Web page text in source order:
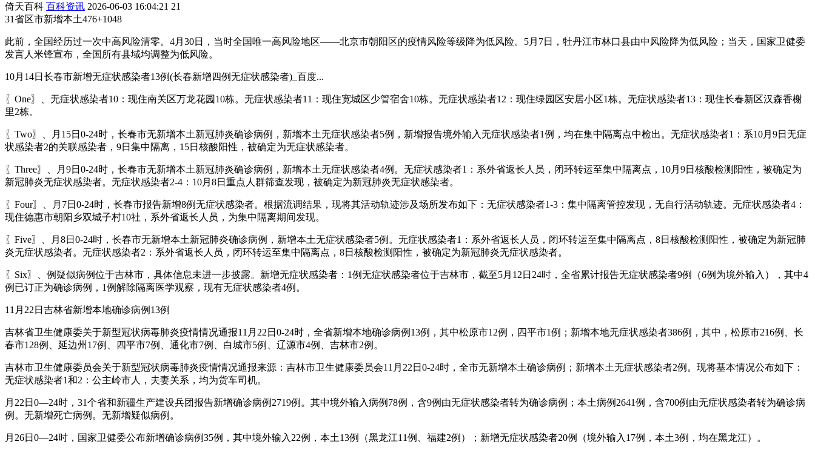
倚天百科 百科资讯 2026-06-03 16:04:21 21
31省区市新增本土476+1048
此前，全国经历过一次中高风险清零。4月30日，当时全国唯一高风险地区——北京市朝阳区的疫情风险等级降为低风险。5月7日，牡丹江市林口县由中风险降为低风险；当天，国家卫健委
发言人米锋宣布，全国所有县域均调整为低风险。
10月14日长春市新增无症状感染者13例(长春新增四例无症状感染者)_百度...
〖One〗、无症状感染者10：现住南关区万龙花园10栋。无症状感染者11：现住宽城区少管宿舍10栋。无症状感染者12：现住绿园区安居小区1栋。无症状感染者13：现住长春新区汉森香榭
里2栋。
〖Two〗、月15日0-24时，长春市无新增本土新冠肺炎确诊病例，新增本土无症状感染者5例，新增报告境外输入无症状感染者1例，均在集中隔离点中检出。无症状感染者1：系10月9日无症
状感染者2的关联感染者，9日集中隔离，15日核酸阳性，被确定为无症状感染者。
〖Three〗、月9日0-24时，长春市无新增本土新冠肺炎确诊病例，新增本土无症状感染者4例。无症状感染者1：系外省返长人员，闭环转运至集中隔离点，10月9日核酸检测阳性，被确定为
新冠肺炎无症状感染者。无症状感染者2-4：10月8日重点人群筛查发现，被确定为新冠肺炎无症状感染者。
〖Four〗、月7日0-24时，长春市报告新增8例无症状感染者。根据流调结果，现将其活动轨迹涉及场所发布如下：无症状感染者1-3：集中隔离管控发现，无自行活动轨迹。无症状感染者4：
现住德惠市朝阳乡双城子村10社，系外省返长人员，为集中隔离期间发现。
〖Five〗、月8日0-24时，长春市无新增本土新冠肺炎确诊病例，新增本土无症状感染者5例。无症状感染者1：系外省返长人员，闭环转运至集中隔离点，8日核酸检测阳性，被确定为新冠肺
炎无症状感染者。无症状感染者2：系外省返长人员，闭环转运至集中隔离点，8日核酸检测阳性，被确定为新冠肺炎无症状感染者。
〖Six〗、例疑似病例位于吉林市，具体信息未进一步披露。新增无症状感染者：1例无症状感染者位于吉林市，截至5月12日24时，全省累计报告无症状感染者9例（6例为境外输入），其中4
例已订正为确诊病例，1例解除隔离医学观察，现有无症状感染者4例。
11月22日吉林省新增本地确诊病例13例
吉林省卫生健康委关于新型冠状病毒肺炎疫情情况通报11月22日0-24时，全省新增本地确诊病例13例，其中松原市12例，四平市1例；新增本地无症状感染者386例，其中，松原市216例、长
春市128例、延边州17例、四平市7例、通化市7例、白城市5例、辽源市4例、吉林市2例。
吉林市卫生健康委员会关于新型冠状病毒肺炎疫情情况通报来源：吉林市卫生健康委员会11月22日0-24时，全市无新增本土确诊病例；新增本土无症状感染者2例。现将基本情况公布如下：
无症状感染者1和2：公主岭市人，夫妻关系，均为货车司机。
月22日0—24时，31个省和新疆生产建设兵团报告新增确诊病例2719例。其中境外输入病例78例，含9例由无症状感染者转为确诊病例；本土病例2641例，含700例由无症状感染者转为确诊病
例。无新增死亡病例。无新增疑似病例。
月26日0—24时，国家卫健委公布新增确诊病例35例，其中境外输入22例，本土13例（黑龙江11例、福建2例）；新增无症状感染者20例（境外输入17例，本土3例，均在黑龙江）。